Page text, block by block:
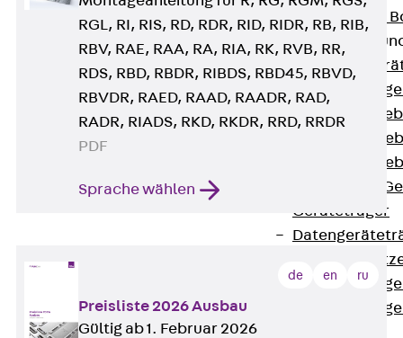
Nivellierbare
Gerätebecher
Zurück
Runde
Eckige
Eckige
Zubehör für
Geräteträger
RGL, RI, RIS, RD, RDR, RID, RIDR, RB, RIB,
RBV, RAE, RAA, RA, RIA, RK, RVB, RR,
RDS, RBD, RBDR, RIBDS, RBD45, RBVD,
RBVDR, RAED, RAAD, RAADR, RAD,
RADR, RIADS, RKD, RKDR, RRD, RRDR
PDF
Sprache wählen
de en ru
Preisliste 2026 Ausbau
Gültig ab 1. Februar 2026